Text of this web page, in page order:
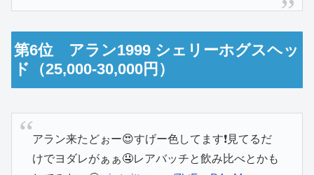
第6位 アラン1999 シェリーホグスヘッ
ド（25,000-30,000円）
アラン来たどぉー😍すげー色してます❗️見てるだ
けでヨダレがぁぁ🤤レアバッチと飲み比べとかも